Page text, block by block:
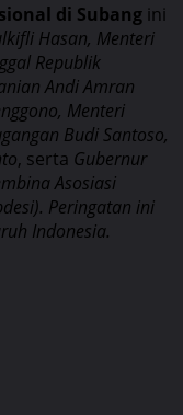
di Subang ini
Hasan, Menteri
Republik
Andi Amran
Menteri
Budi Santoso,
, serta Gubernur
Asosiasi
Peringatan ini
Indonesia.